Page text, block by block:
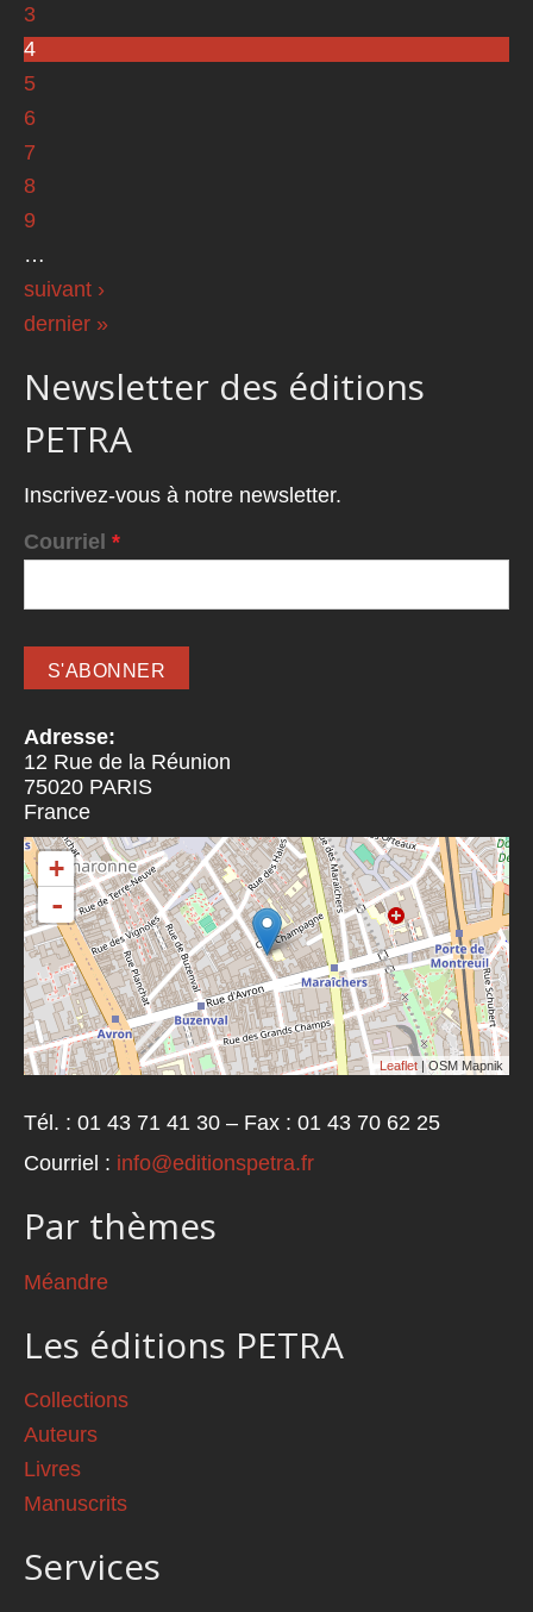
3
4
5
6
7
8
9
…
suivant ›
dernier »
Newsletter des éditions
PETRA
Inscrivez-vous à notre newsletter.
Courriel *
Adresse:
12 Rue de la Réunion
75020 PARIS
France
+
-
Leaflet | OSM Mapnik
Tél. : 01 43 71 41 30 – Fax : 01 43 70 62 25
Courriel : info@editionspetra.fr
Par thèmes
Méandre
Les éditions PETRA
Collections
Auteurs
Livres
Manuscrits
Services